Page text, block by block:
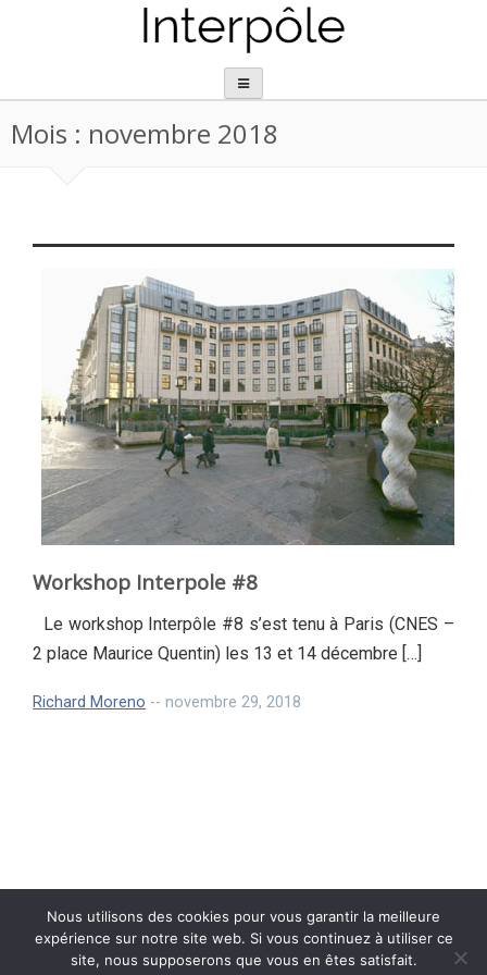
Mois : novembre 2018
Workshop Interpole #8
Le workshop Interpôle #8 s’est tenu à Paris (CNES –
2 place Maurice Quentin) les 13 et 14 décembre […]
Richard Moreno -- novembre 29, 2018
Nous utilisons des cookies pour vous garantir la meilleure
expérience sur notre site web. Si vous continuez à utiliser ce
site, nous supposerons que vous en êtes satisfait.